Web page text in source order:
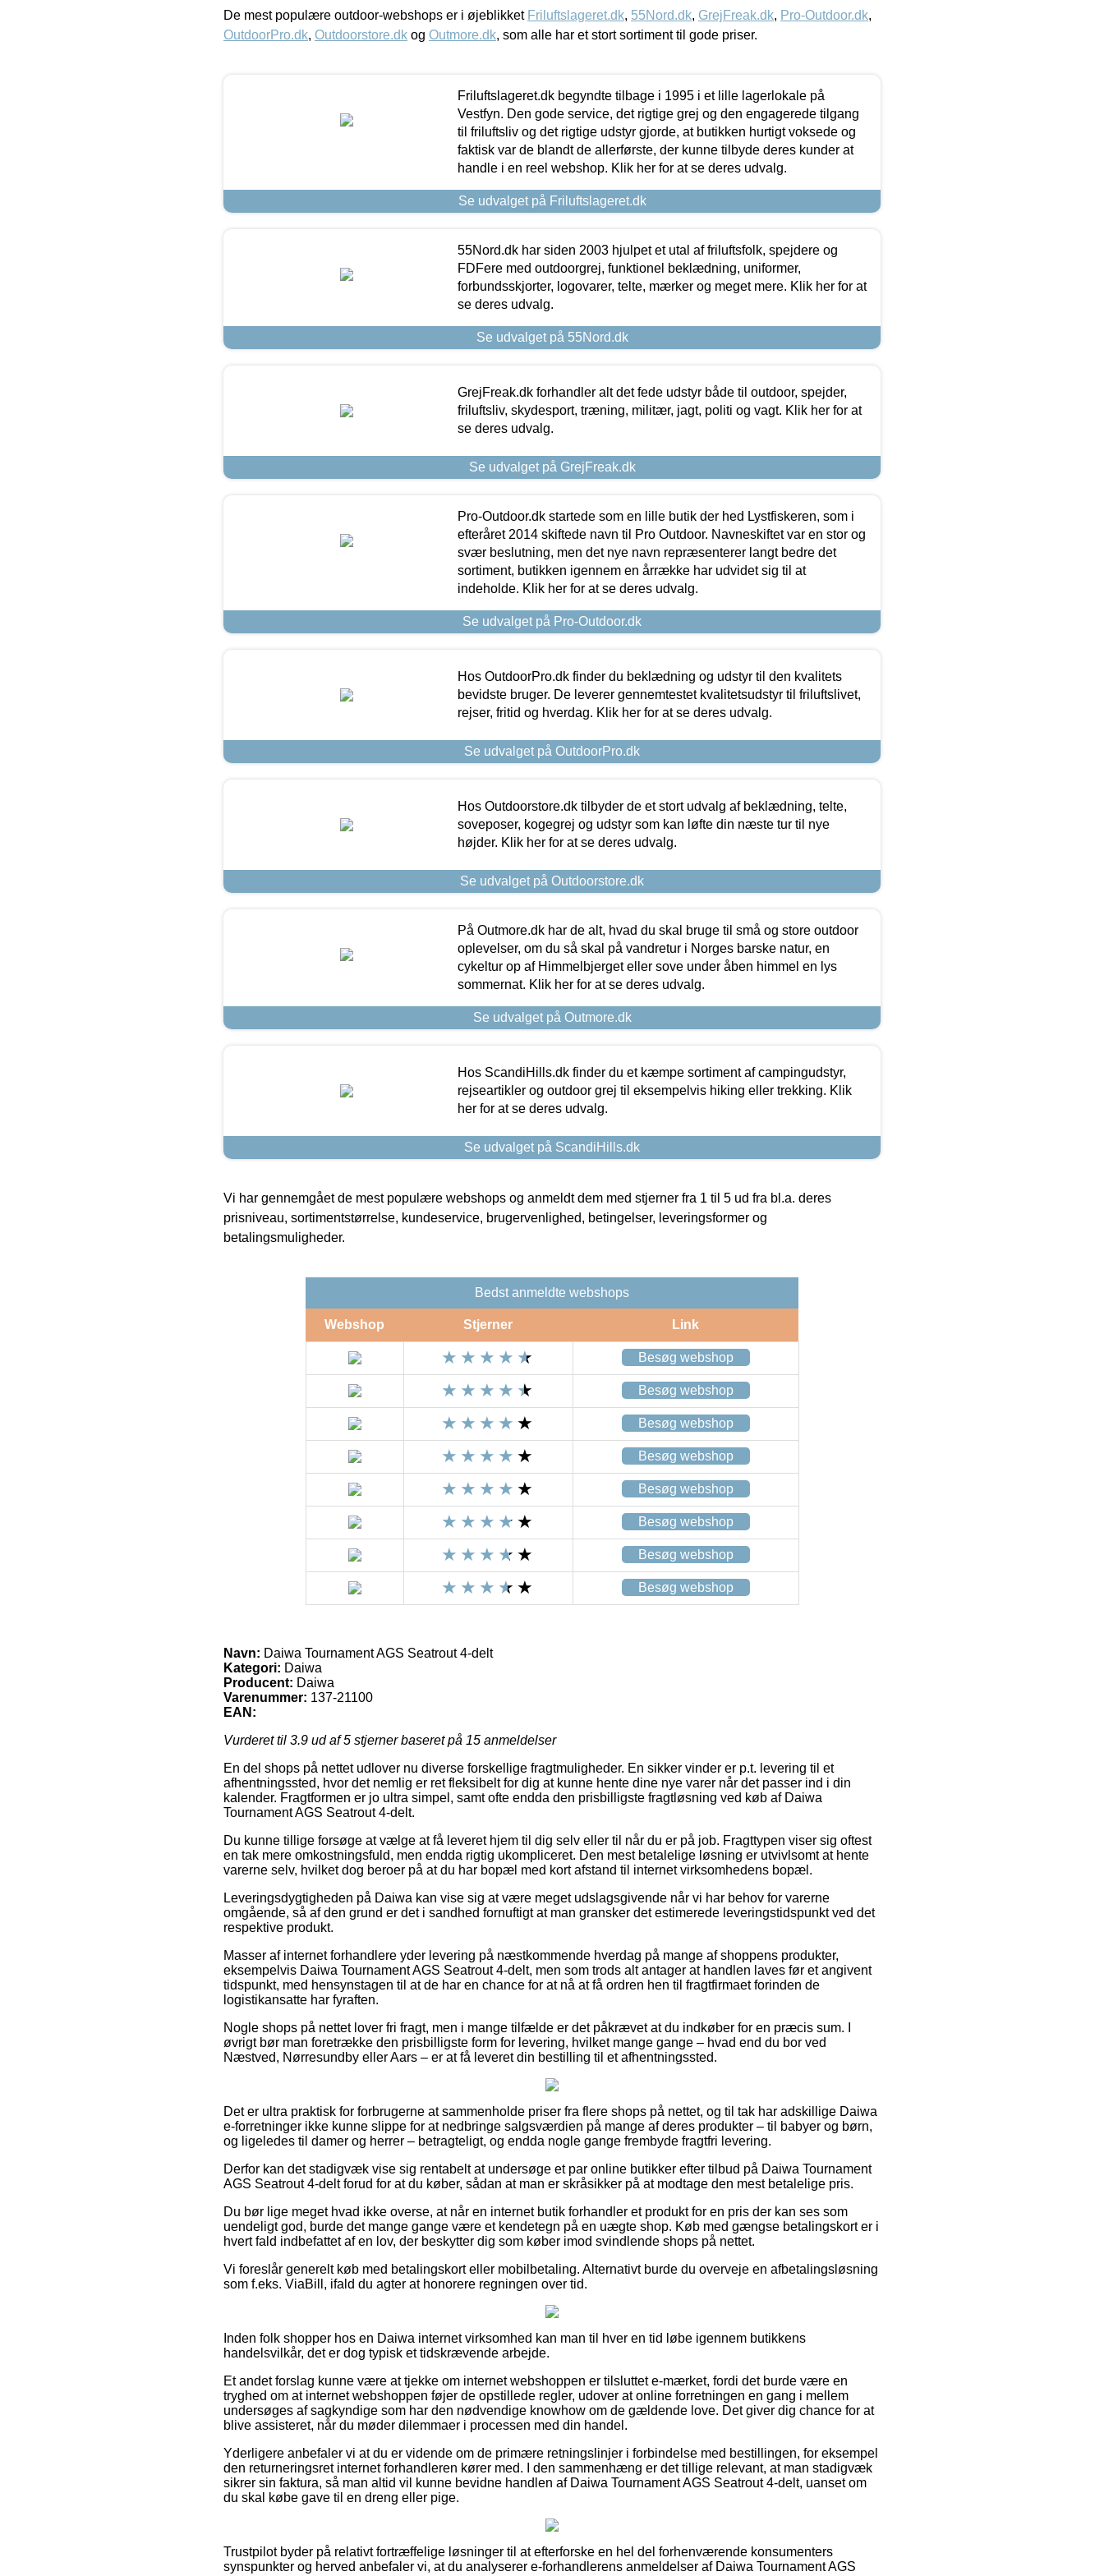
De mest populære outdoor-webshops er i øjeblikket Friluftslageret.dk, 55Nord.dk, GrejFreak.dk, Pro-Outdoor.dk,
OutdoorPro.dk, Outdoorstore.dk og Outmore.dk, som alle har et stort sortiment til gode priser.
Friluftslageret.dk begyndte tilbage i 1995 i et lille lagerlokale på
Vestfyn. Den gode service, det rigtige grej og den engagerede tilgang
til friluftsliv og det rigtige udstyr gjorde, at butikken hurtigt voksede og
faktisk var de blandt de allerførste, der kunne tilbyde deres kunder at
handle i en reel webshop. Klik her for at se deres udvalg.
Se udvalget på Friluftslageret.dk
55Nord.dk har siden 2003 hjulpet et utal af friluftsfolk, spejdere og
FDFere med outdoorgrej, funktionel beklædning, uniformer,
forbundsskjorter, logovarer, telte, mærker og meget mere. Klik her for at
se deres udvalg.
Se udvalget på 55Nord.dk
GrejFreak.dk forhandler alt det fede udstyr både til outdoor, spejder,
friluftsliv, skydesport, træning, militær, jagt, politi og vagt. Klik her for at
se deres udvalg.
Se udvalget på GrejFreak.dk
Pro-Outdoor.dk startede som en lille butik der hed Lystfiskeren, som i
efteråret 2014 skiftede navn til Pro Outdoor. Navneskiftet var en stor og
svær beslutning, men det nye navn repræsenterer langt bedre det
sortiment, butikken igennem en årrække har udvidet sig til at
indeholde. Klik her for at se deres udvalg.
Se udvalget på Pro-Outdoor.dk
Hos OutdoorPro.dk finder du beklædning og udstyr til den kvalitets
bevidste bruger. De leverer gennemtestet kvalitetsudstyr til friluftslivet,
rejser, fritid og hverdag. Klik her for at se deres udvalg.
Se udvalget på OutdoorPro.dk
Hos Outdoorstore.dk tilbyder de et stort udvalg af beklædning, telte,
soveposer, kogegrej og udstyr som kan løfte din næste tur til nye
højder. Klik her for at se deres udvalg.
Se udvalget på Outdoorstore.dk
På Outmore.dk har de alt, hvad du skal bruge til små og store outdoor
oplevelser, om du så skal på vandretur i Norges barske natur, en
cykeltur op af Himmelbjerget eller sove under åben himmel en lys
sommernat. Klik her for at se deres udvalg.
Se udvalget på Outmore.dk
Hos ScandiHills.dk finder du et kæmpe sortiment af campingudstyr,
rejseartikler og outdoor grej til eksempelvis hiking eller trekking. Klik
her for at se deres udvalg.
Se udvalget på ScandiHills.dk
Vi har gennemgået de mest populære webshops og anmeldt dem med stjerner fra 1 til 5 ud fra bl.a. deres
prisniveau, sortimentstørrelse, kundeservice, brugervenlighed, betingelser, leveringsformer og
betalingsmuligheder.
Bedst anmeldte webshops
Webshop Stjerner Link
Besøg webshop
Besøg webshop
Besøg webshop
Besøg webshop
Besøg webshop
Besøg webshop
Besøg webshop
Besøg webshop
Navn: Daiwa Tournament AGS Seatrout 4-delt
Kategori: Daiwa
Producent: Daiwa
Varenummer: 137-21100
EAN:
Vurderet til 3.9 ud af 5 stjerner baseret på 15 anmeldelser
En del shops på nettet udlover nu diverse forskellige fragtmuligheder. En sikker vinder er p.t. levering til et
afhentningssted, hvor det nemlig er ret fleksibelt for dig at kunne hente dine nye varer når det passer ind i din
kalender. Fragtformen er jo ultra simpel, samt ofte endda den prisbilligste fragtløsning ved køb af Daiwa
Tournament AGS Seatrout 4-delt.
Du kunne tillige forsøge at vælge at få leveret hjem til dig selv eller til når du er på job. Fragttypen viser sig oftest
en tak mere omkostningsfuld, men endda rigtig ukompliceret. Den mest betalelige løsning er utvivlsomt at hente
varerne selv, hvilket dog beroer på at du har bopæl med kort afstand til internet virksomhedens bopæl.
Leveringsdygtigheden på Daiwa kan vise sig at være meget udslagsgivende når vi har behov for varerne
omgående, så af den grund er det i sandhed fornuftigt at man gransker det estimerede leveringstidspunkt ved det
respektive produkt.
Masser af internet forhandlere yder levering på næstkommende hverdag på mange af shoppens produkter,
eksempelvis Daiwa Tournament AGS Seatrout 4-delt, men som trods alt antager at handlen laves før et angivent
tidspunkt, med hensynstagen til at de har en chance for at nå at få ordren hen til fragtfirmaet forinden de
logistikansatte har fyraften.
Nogle shops på nettet lover fri fragt, men i mange tilfælde er det påkrævet at du indkøber for en præcis sum. I
øvrigt bør man foretrække den prisbilligste form for levering, hvilket mange gange – hvad end du bor ved
Næstved, Nørresundby eller Aars – er at få leveret din bestilling til et afhentningssted.
Det er ultra praktisk for forbrugerne at sammenholde priser fra flere shops på nettet, og til tak har adskillige Daiwa
e-forretninger ikke kunne slippe for at nedbringe salgsværdien på mange af deres produkter – til babyer og børn,
og ligeledes til damer og herrer – betragteligt, og endda nogle gange frembyde fragtfri levering.
Derfor kan det stadigvæk vise sig rentabelt at undersøge et par online butikker efter tilbud på Daiwa Tournament
AGS Seatrout 4-delt forud for at du køber, sådan at man er skråsikker på at modtage den mest betalelige pris.
Du bør lige meget hvad ikke overse, at når en internet butik forhandler et produkt for en pris der kan ses som
uendeligt god, burde det mange gange være et kendetegn på en uægte shop. Køb med gængse betalingskort er i
hvert fald indbefattet af en lov, der beskytter dig som køber imod svindlende shops på nettet.
Vi foreslår generelt køb med betalingskort eller mobilbetaling. Alternativt burde du overveje en afbetalingsløsning
som f.eks. ViaBill, ifald du agter at honorere regningen over tid.
Inden folk shopper hos en Daiwa internet virksomhed kan man til hver en tid løbe igennem butikkens
handelsvilkår, det er dog typisk et tidskrævende arbejde.
Et andet forslag kunne være at tjekke om internet webshoppen er tilsluttet e-mærket, fordi det burde være en
tryghed om at internet webshoppen føjer de opstillede regler, udover at online forretningen en gang i mellem
undersøges af sagkyndige som har den nødvendige knowhow om de gældende love. Det giver dig chance for at
blive assisteret, når du møder dilemmaer i processen med din handel.
Yderligere anbefaler vi at du er vidende om de primære retningslinjer i forbindelse med bestillingen, for eksempel
den returneringsret internet forhandleren kører med. I den sammenhæng er det tillige relevant, at man stadigvæk
sikrer sin faktura, så man altid vil kunne bevidne handlen af Daiwa Tournament AGS Seatrout 4-delt, uanset om
du skal købe gave til en dreng eller pige.
Trustpilot byder på relativt fortræffelige løsninger til at efterforske en hel del forhenværende konsumenters
synspunkter og herved anbefaler vi, at du analyserer e-forhandlerens anmeldelser af Daiwa Tournament AGS